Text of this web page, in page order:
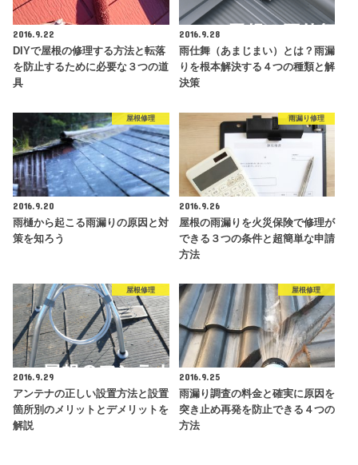
2016.9.22
DIYで屋根の修理する方法と転落
を防止するために必要な３つの道
具
2016.9.28
雨仕舞（あまじまい）とは？雨漏
りを根本解決する４つの種類と解
決策
屋根修理
2016.9.20
雨樋から起こる雨漏りの原因と対
策を知ろう
雨漏り修理
2016.9.26
屋根の雨漏りを火災保険で修理が
できる３つの条件と超簡単な申請
方法
屋根修理
2016.9.29
アンテナの正しい設置方法と設置
箇所別のメリットとデメリットを
解説
屋根修理
2016.9.25
雨漏り調査の料金と確実に原因を
突き止め再発を防止できる４つの
方法